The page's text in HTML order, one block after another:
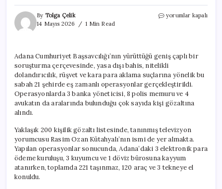
By Tolga Çelik
14 Mayıs 2026
1 Min Read
Adana’da
3
Banka
Yöneticisi,
8
Polis
ve
4
için
yorumlar kapalı
Adana Cumhuriyet Başsavcılığı’nın yürüttüğü geniş çaplı bir
soruşturma çerçevesinde, yasa dışı bahis, nitelikli
dolandırıcılık, rüşvet ve kara para aklama suçlarına yönelik bu
sabah 21 şehirde eş zamanlı operasyonlar gerçekleştirildi.
Operasyonlarda 3 banka yöneticisi, 8 polis memuru ve 4
avukatın da aralarında bulunduğu çok sayıda kişi gözaltına
alındı.
Yaklaşık 200 kişilik gözaltı listesinde, tanınmış televizyon
yorumcusu Rasim Ozan Kütahyalı’nın ismi de yer almakta.
Yapılan operasyonlar sonucunda, Adana’daki 3 elektronik para
ödeme kuruluşu, 3 kuyumcu ve 1 döviz bürosuna kayyum
atanırken, toplamda 221 taşınmaz, 120 araç ve 3 tekneye el
konuldu.